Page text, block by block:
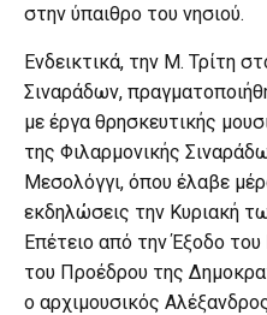
στην ύπαιθρο του νησιού.
Ενδεικτικά, την Μ. Τρίτη
Σιναράδων,
με έργα θρησκευτικής
της Φιλαρμονικής
Μεσολόγγι, όπου έλαβε
εκδηλώσεις την Κυριακή
Επέτειο από την Έξοδο
του Προέδρου της
ο αρχιμουσικός